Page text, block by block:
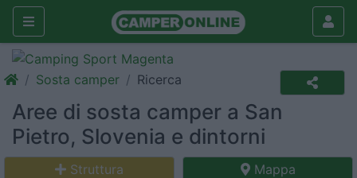
Sosta camper Ricerca
Aree di sosta camper a San
Pietro, Slovenia e dintorni
Struttura Mappa